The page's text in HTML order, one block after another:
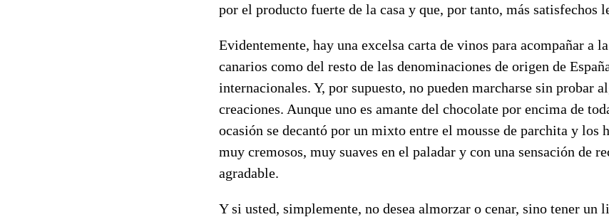
por el producto fuerte de la casa y que, por tanto, más satisfechos
Evidentemente, hay una excelsa carta de vinos para acompañar a
canarios como del resto de las denominaciones de origen de
internacionales. Y, por supuesto, no pueden marcharse sin probar
creaciones. Aunque uno es amante del chocolate por encima de
ocasión se decantó por un mixto entre el mousse de parchita y los
muy cremosos, muy suaves en el paladar y con una sensación de
agradable.
Y si usted, simplemente, no desea almorzar o cenar, sino tener un